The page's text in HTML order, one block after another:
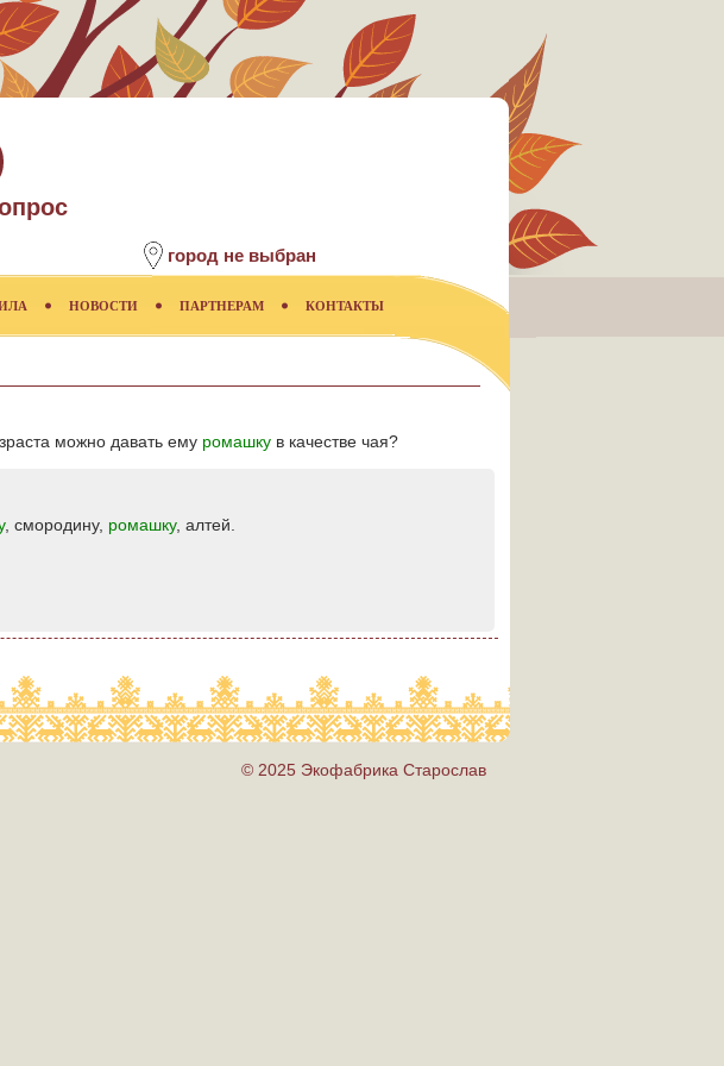
город не выбран
НОВОСТИ ПАРТНЕРАМ КОНТАКТЫ
можно давать ему ромашку в качестве чая?
, смородину, ромашку, алтей.
© 2025 Экофабрика Старослав